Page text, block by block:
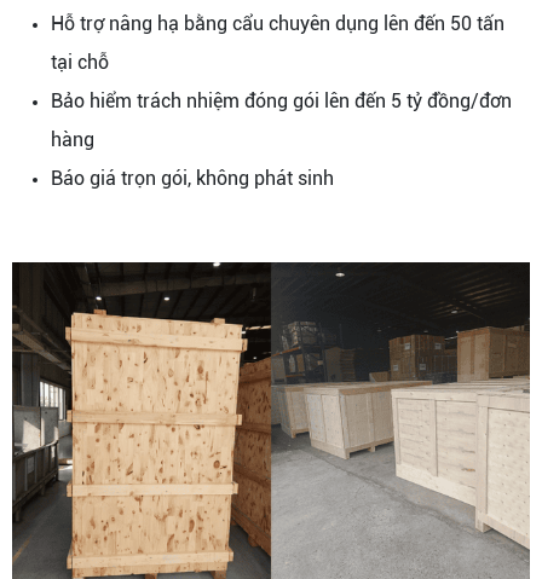
Hỗ trợ nâng hạ bằng cẩu chuyên dụng lên đến 50 tấn
tại chỗ
Bảo hiểm trách nhiệm đóng gói lên đến 5 tỷ đồng/đơn
hàng
Báo giá trọn gói, không phát sinh